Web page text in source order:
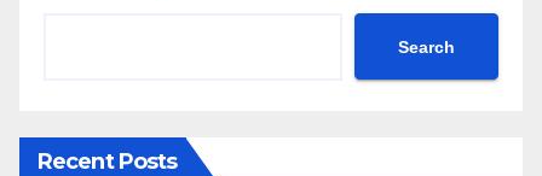
Search
Recent Posts